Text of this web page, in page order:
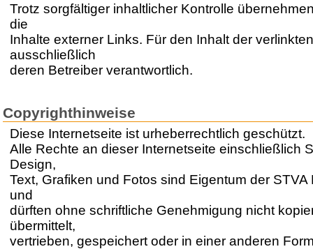
Trotz sorgfältiger inhaltlicher Kontrolle
die
Inhalte externer Links. Für den Inhalt der
ausschließlich
deren Betreiber verantwortlich.
Copyrighthinweise
Diese Internetseite ist urheberrechtlich geschützt.
Alle Rechte an dieser Internetseite einschließlich
Design,
Text, Grafiken und Fotos sind Eigentum der
und
dürften ohne schriftliche Genehmigung nicht
übermittelt,
vertrieben, gespeichert oder in einer anderen